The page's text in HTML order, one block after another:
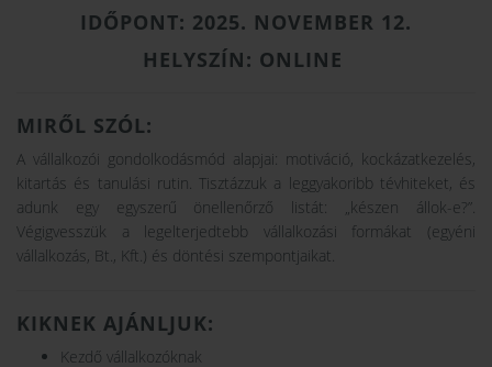
IDŐPONT: 2025. NOVEMBER 12.
HELYSZÍN: ONLINE
MIRŐL SZÓL:
A vállalkozói gondolkodásmód alapjai: motiváció, kockázatkezelés,
kitartás és tanulási rutin. Tisztázzuk a leggyakoribb tévhiteket, és
adunk egy egyszerű önellenőrző listát: „készen állok-e?”.
Végigvesszük a legelterjedtebb vállalkozási formákat (egyéni
vállalkozás, Bt., Kft.) és döntési szempontjaikat.
KIKNEK AJÁNLJUK:
Kezdő vállalkozóknak